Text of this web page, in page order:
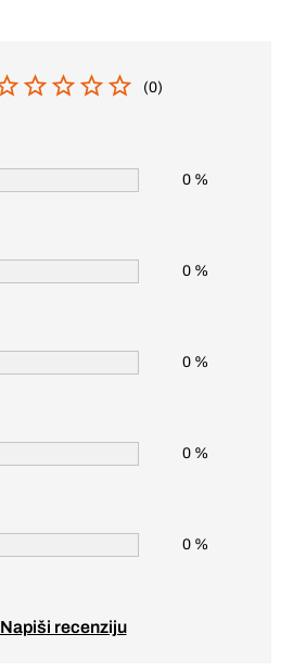
(0)
0 %
0 %
0 %
0 %
0 %
Napiši recenziju